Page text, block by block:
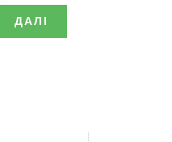
ДАЛІ